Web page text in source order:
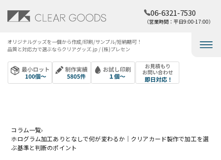
オリジナルグッズを​一個から​作成/印刷/サンプル/短納期可！​
品質と​対応力で​選ぶなら​クリアグッズ.jp / (株)プレセン
06-6321-7530
（営業時間：平日9:00-17:00）
コラム一覧›
ホログラム加工ありとなしで何が変わるか｜クリアカード製作で加工を選
ぶ基準と判断のポイント